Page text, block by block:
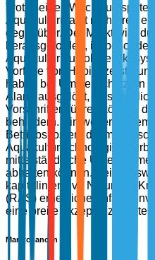
Trotz seines
Aquakulturmarkt mehreren
gegenüber. Der Markt wird
herausgefordert,
Aquakultur auf lokale
Vorfälle von
haben bei Umweltschützern
Alarm ausgelöst, was
Vorschriften führen könnte,
behindern. Ein weiteres
Betriebskosten, die mit
Aquakulturtechnologien
mittelständische
abhalten können.
kapitalintensive Natur von
(RAS) erhebliche
eine breite Akzeptanz darstellt.
Marktchancen